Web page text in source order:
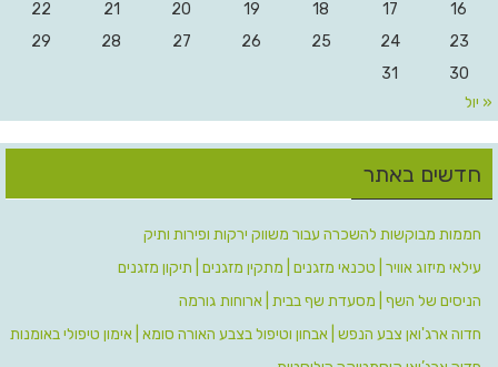
16
17
18
19
20
21
22
23
24
25
26
27
28
29
30
31
« יול
חדשים באתר
חממות מבוקשות להשכרה עבור משווק ירקות ופירות ותיק
עילאי מיזוג אוויר | טכנאי מזגנים | מתקין מזגנים | תיקון מזגנים
הניסים של השף | מסעדת שף בבית | ארוחות גורמה
חדוה ארג'ואן צבע הנפש | אבחון וטיפול בצבע האורה סומא | אימון טיפולי באומנות